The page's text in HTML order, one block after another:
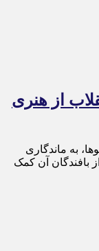
از هنری
به ماندگاری
بافندگان آن کمک